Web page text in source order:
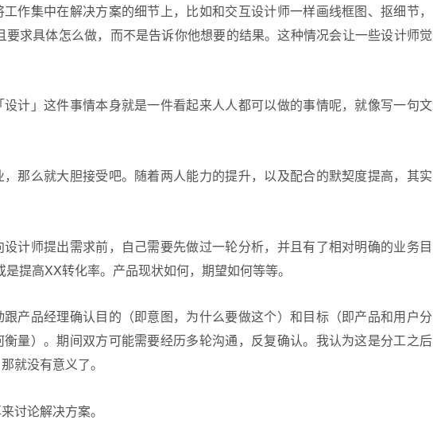
作集中在解决方案的细节上，比如和交互设计师一样画线框图、抠细节，
求具体怎么做，而不是告诉你他想要的结果。这种情况会让一些设计师觉
计」这件事情本身就是一件看起来人人都可以做的事情呢，就像写一句文
那么就大胆接受吧。随着两人能力的提升，以及配合的默契度提高，其实
计师提出需求前，自己需要先做过一轮分析，并且有了相对明确的业务目
提高XX转化率。产品现状如何，期望如何等等。
产品经理确认目的（即意图，为什么要做这个）和目标（即产品和用户分
量）。期间双方可能需要经历多轮沟通，反复确认。我认为这是分工之后
就没有意义了。
讨论解决方案。